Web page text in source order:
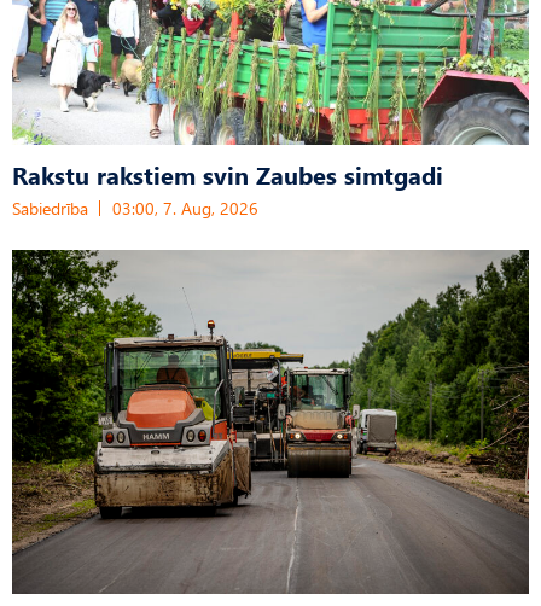
Rakstu rakstiem svin Zaubes simtgadi
Sabiedrība 03:00, 7. Aug, 2026